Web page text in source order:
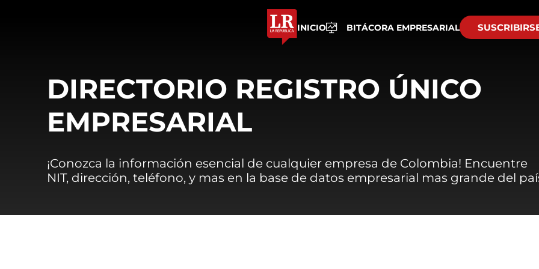
INICIO BITÁCORA EMPRESARIAL
DIRECTORIO REGISTRO ÚNICO
EMPRESARIAL
¡Conozca la información esencial de cualquier empresa de Colombia! Encuentre
NIT, dirección, teléfono, y mas en la base de datos empresarial mas grande del